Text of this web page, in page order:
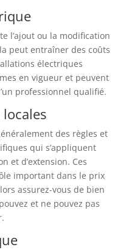
l’ajout ou la modification
peut entraîner des coûts
électriques
en vigueur et peuvent
professionnel qualifié.
des règles et
qui s’appliquent
et d’extension. Ces
important dans le prix
assurez-vous de bien
et ne pouvez pas